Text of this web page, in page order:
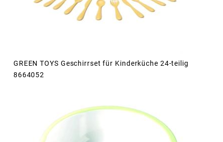
GREEN TOYS Geschirrset für Kinderküche 24-teilig
8664052